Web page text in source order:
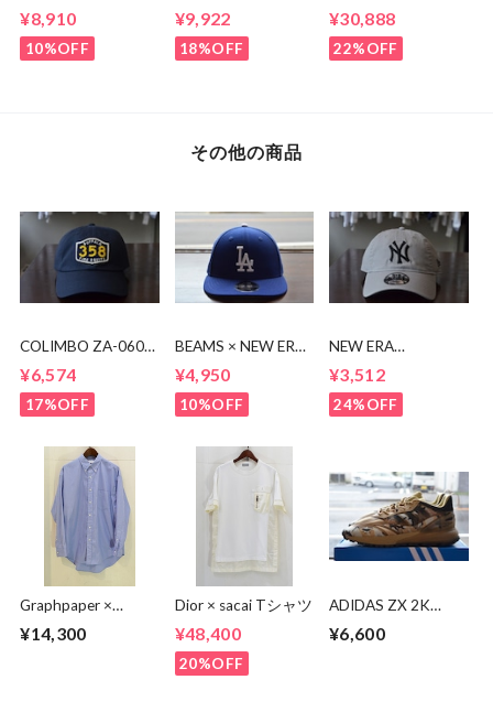
KAWAMURA BEAR
TEE
¥8,910
10%OFF
¥9,922
18%OFF
JEANS / OW
¥30,888
22%OFF
その他の商品
COLIMBO ZA-0605
Cap
¥6,574
17%OFF
BEAMS × NEW ERA
¥4,950
10%OFF
NEW ERA
¥3,512
24%OFF
Graphpaper ×
B.D Shirt
¥14,300
Dior × sacai Tシャツ
¥48,400
20%OFF
ADIDAS ZX 2K
¥6,600